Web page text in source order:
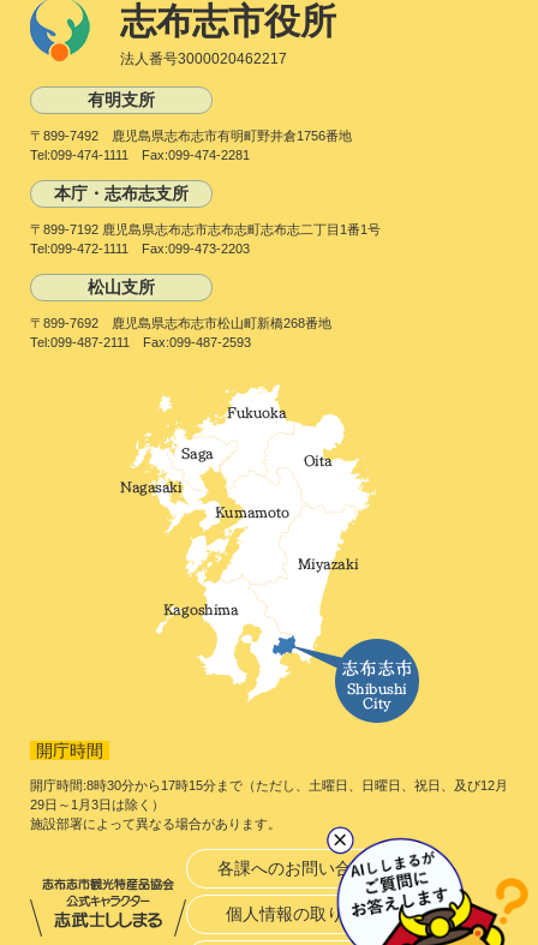
志布志市役所
法人番号3000020462217
有明支所
〒899-7492 鹿児島県志布志市有明町野井倉1756番地
Tel:099-474-1111 Fax:099-474-2281
本庁・志布志支所
〒899-7192 鹿児島県志布志市志布志町志布志二丁目1番1号
Tel:099-472-1111 Fax:099-473-2203
松山支所
〒899-7692 鹿児島県志布志市松山町新橋268番地
Tel:099-487-2111 Fax:099-487-2593
開庁時間
開庁時間:8時30分から17時15分まで（ただし、土曜日、日曜日、祝日、及び12月
29日～1月3日は除く）
施設部署によって異なる場合があります。
各課へのお問い合わせ
個人情報の取り扱い